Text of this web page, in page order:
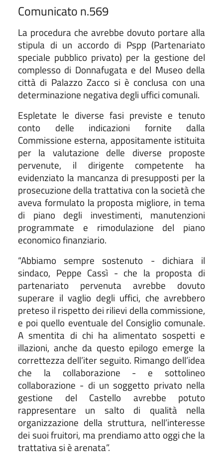
Comunicato n.569
La procedura che avrebbe dovuto portare alla
stipula di un accordo di Pspp (Partenariato
speciale pubblico privato) per la gestione del
complesso di Donnafugata e del Museo della
città di Palazzo Zacco si è conclusa con una
determinazione negativa degli uffici comunali.
Espletate le diverse fasi previste e tenuto
conto delle indicazioni fornite dalla
Commissione esterna, appositamente istituita
per la valutazione delle diverse proposte
pervenute, il dirigente competente ha
evidenziato la mancanza di presupposti per la
prosecuzione della trattativa con la società che
aveva formulato la proposta migliore, in tema
di piano degli investimenti, manutenzioni
programmate e rimodulazione del piano
economico finanziario.
“Abbiamo sempre sostenuto - dichiara il
sindaco, Peppe Cassì - che la proposta di
partenariato pervenuta avrebbe dovuto
superare il vaglio degli uffici, che avrebbero
preteso il rispetto dei rilievi della commissione,
e poi quello eventuale del Consiglio comunale.
A smentita di chi ha alimentato sospetti e
illazioni, anche da questo epilogo emerge la
correttezza dell’iter seguito. Rimango dell’idea
che la collaborazione - e sottolineo
collaborazione - di un soggetto privato nella
gestione del Castello avrebbe potuto
rappresentare un salto di qualità nella
organizzazione della struttura, nell’interesse
dei suoi fruitori, ma prendiamo atto oggi che la
trattativa si è arenata”.